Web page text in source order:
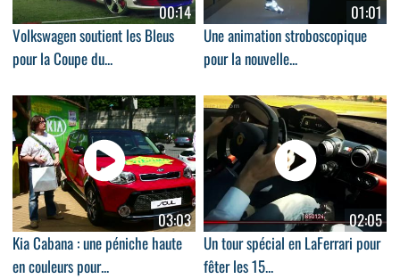
00:14
Volkswagen soutient les Bleus
pour la Coupe du...
01:01
Une animation stroboscopique
pour la nouvelle...
03:03
Kia Cabana : une péniche haute
en couleurs pour...
02:05
Un tour spécial en LaFerrari pour
fêter les 15...